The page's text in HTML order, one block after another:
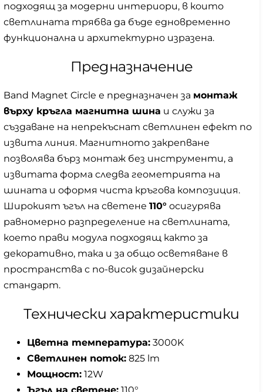
подходящ за модерни интериори, в които
светлината трябва да бъде едновременно
функционална и архитектурно изразена.
Предназначение
Band Magnet Circle е предназначен за монтаж
върху кръгла магнитна шина и служи за
създаване на непрекъснат светлинен ефект по
извита линия. Магнитното закрепване
позволява бърз монтаж без инструменти, а
извитата форма следва геометрията на
шината и оформя чиста кръгова композиция.
Широкият ъгъл на светене 110° осигурява
равномерно разпределение на светлината,
което прави модула подходящ както за
декоративно, така и за общо осветяване в
пространства с по-висок дизайнерски
стандарт.
Технически характеристики
Цветна температура: 3000K
Светлинен поток: 825 lm
Мощност: 12W